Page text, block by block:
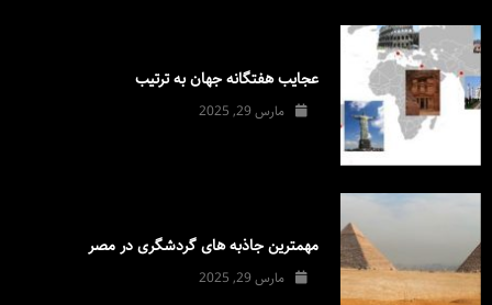
عجایب هفتگانه جهان به ترتیب
مارس 29, 2025
مهمترین جاذبه های گردشگری در مصر
مارس 29, 2025